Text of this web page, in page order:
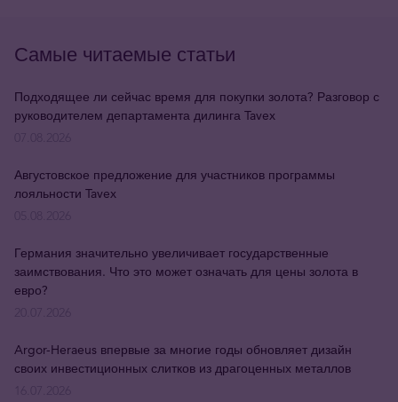
Самые читаемые статьи
Подходящее ли сейчас время для покупки золота? Разговор с
руководителем департамента дилинга Tavex
Августовское предложение для участников программы
лояльности Tavex
Германия значительно увеличивает государственные
заимствования. Что это может означать для цены золота в
евро?
Argor-Heraeus впервые за многие годы обновляет дизайн
своих инвестиционных слитков из драгоценных металлов